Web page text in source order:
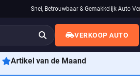
Snel, Betrouwbaar & Gemakkelijk Auto
VERKOOP AUTO
Artikel van de Maand